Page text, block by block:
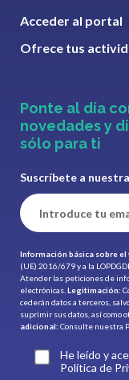
Acceder al portal
Ofrece tus
Ponte al día
novedades y
sólo para ti
Suscríbete a
Información básica sobre
(UE) 2016/679 y a la
Atender las peticiones de
electrónicas. Legitimación:
cederán datos a terceros,
suprimir sus datos, así como
adicional: Consulte nuestra
He leído y
Política de